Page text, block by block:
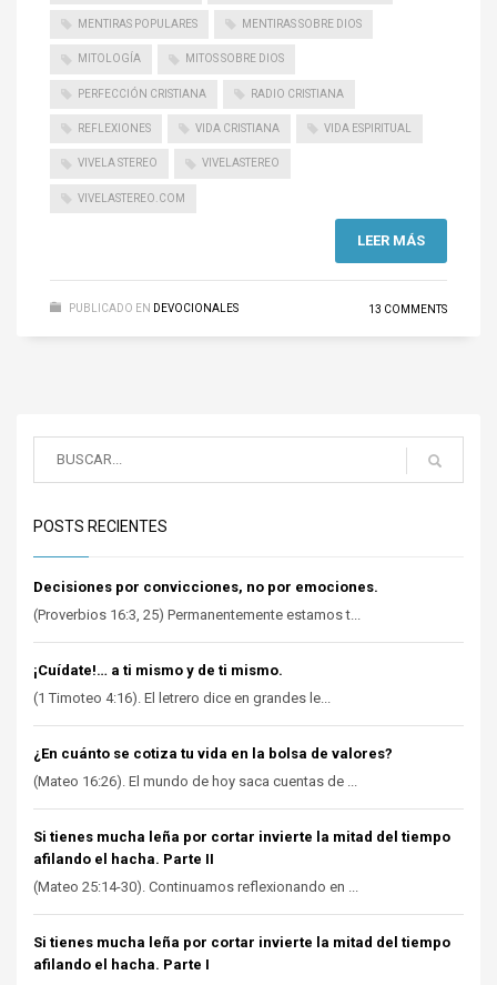
MENTIRAS POPULARES MENTIRAS SOBRE DIOS
MITOLOGÍA MITOS SOBRE DIOS
PERFECCIÓN CRISTIANA RADIO CRISTIANA
REFLEXIONES VIDA CRISTIANA VIDA ESPIRITUAL
VIVELA STEREO VIVELASTEREO
VIVELASTEREO.COM
LEER MÁS
PUBLICADO EN DEVOCIONALES 13 COMMENTS
POSTS RECIENTES
Decisiones por convicciones, no por emociones.
(Proverbios 16:3, 25) Permanentemente estamos t...
¡Cuídate!… a ti mismo y de ti mismo.
(1 Timoteo 4:16). El letrero dice en grandes le...
¿En cuánto se cotiza tu vida en la bolsa de valores?
(Mateo 16:26). El mundo de hoy saca cuentas de ...
Si tienes mucha leña por cortar invierte la mitad del tiempo
afilando el hacha. Parte II
(Mateo 25:14-30). Continuamos reflexionando en ...
Si tienes mucha leña por cortar invierte la mitad del tiempo
afilando el hacha. Parte I